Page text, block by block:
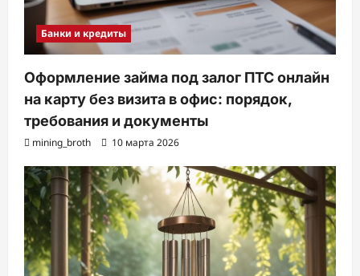
Банки и кредиты
Оформление займа под залог ПТС онлайн
на карту без визита в офис: порядок,
требования и документы
mining_broth 10 марта 2026